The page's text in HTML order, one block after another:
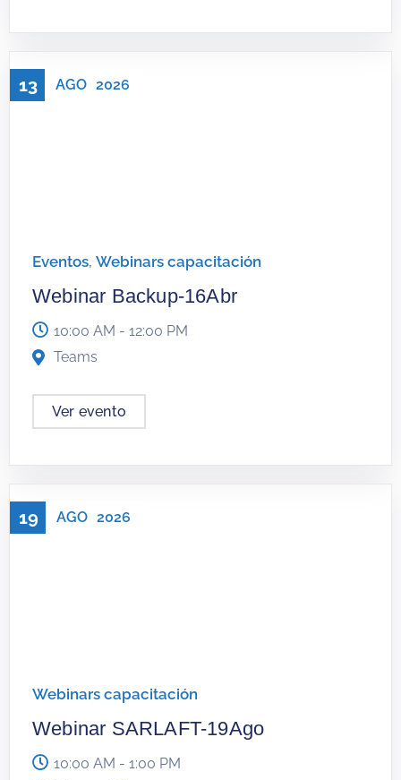
13 AGO 2026
Eventos, Webinars capacitación
Webinar Backup-16Abr
10:00 AM - 12:00 PM
Teams
Ver evento
19 AGO 2026
Webinars capacitación
Webinar SARLAFT-19Ago
10:00 AM - 1:00 PM